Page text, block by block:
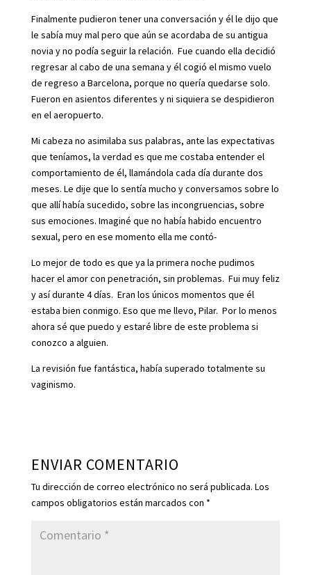
Finalmente pudieron tener una conversación y él le dijo que
le sabía muy mal pero que aún se acordaba de su antigua
novia y no podía seguir la relación. Fue cuando ella decidió
regresar al cabo de una semana y él cogió el mismo vuelo
de regreso a Barcelona, porque no quería quedarse solo.
Fueron en asientos diferentes y ni siquiera se despidieron
en el aeropuerto.
Mi cabeza no asimilaba sus palabras, ante las expectativas
que teníamos, la verdad es que me costaba entender el
comportamiento de él, llamándola cada día durante dos
meses. Le dije que lo sentía mucho y conversamos sobre lo
que allí había sucedido, sobre las incongruencias, sobre
sus emociones. Imaginé que no había habido encuentro
sexual, pero en ese momento ella me contó-
Lo mejor de todo es que ya la primera noche pudimos
hacer el amor con penetración, sin problemas. Fui muy feliz
y así durante 4 días. Eran los únicos momentos que él
estaba bien conmigo. Eso que me llevo, Pilar. Por lo menos
ahora sé que puedo y estaré libre de este problema si
conozco a alguien.
La revisión fue fantástica, había superado totalmente su
vaginismo.
ENVIAR COMENTARIO
Tu dirección de correo electrónico no será publicada. Los
campos obligatorios están marcados con *